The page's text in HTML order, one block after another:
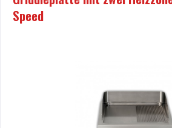
Speed